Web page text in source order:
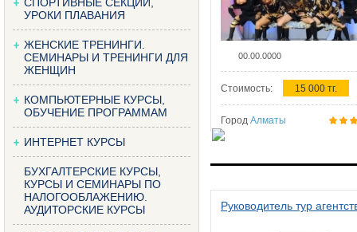
УРОКИ ПЛАВАНИЯ
ЖЕНСКИЕ ТРЕНИНГИ.
СЕМИНАРЫ И ТРЕНИНГИ ДЛЯ
ЖЕНЩИН
КОМПЬЮТЕРНЫЕ КУРСЫ,
ОБУЧЕНИЕ ПРОГРАММАМ
ИНТЕРНЕТ КУРСЫ
БУХГАЛТЕРСКИЕ КУРСЫ,
КУРСЫ И СЕМИНАРЫ ПО
НАЛОГООБЛАЖЕНИЮ.
АУДИТОРСКИЕ КУРСЫ
00.00.0000
Стоимость: 15 000 тг.
Город Алматы
Руководитель тур